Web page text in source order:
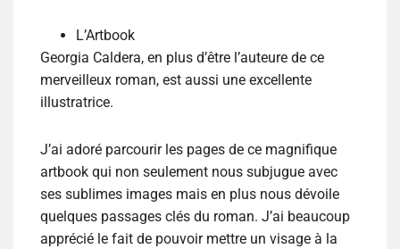
L’Artbook
Georgia Caldera, en plus d’être l’auteure de ce
merveilleux roman, est aussi une excellente
illustratrice.
J’ai adoré parcourir les pages de ce magnifique
artbook qui non seulement nous subjugue avec
ses sublimes images mais en plus nous dévoile
quelques passages clés du roman. J’ai beaucoup
apprécié le fait de pouvoir mettre un visage à la